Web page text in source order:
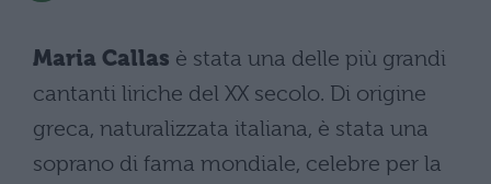
Maria Callas è stata una delle più grandi
cantanti liriche del XX secolo. Di origine
greca, naturalizzata italiana, è stata una
soprano di fama mondiale, celebre per la